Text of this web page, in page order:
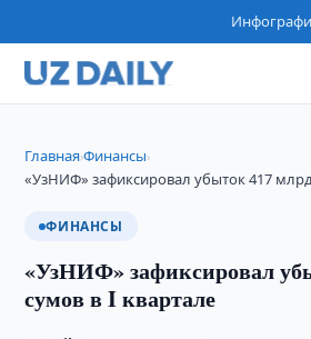
Главная›Финансы›
«УзНИФ» зафиксировал убыток 417
ФИНАНСЫ
«УзНИФ» зафиксировал
сумов в I квартале